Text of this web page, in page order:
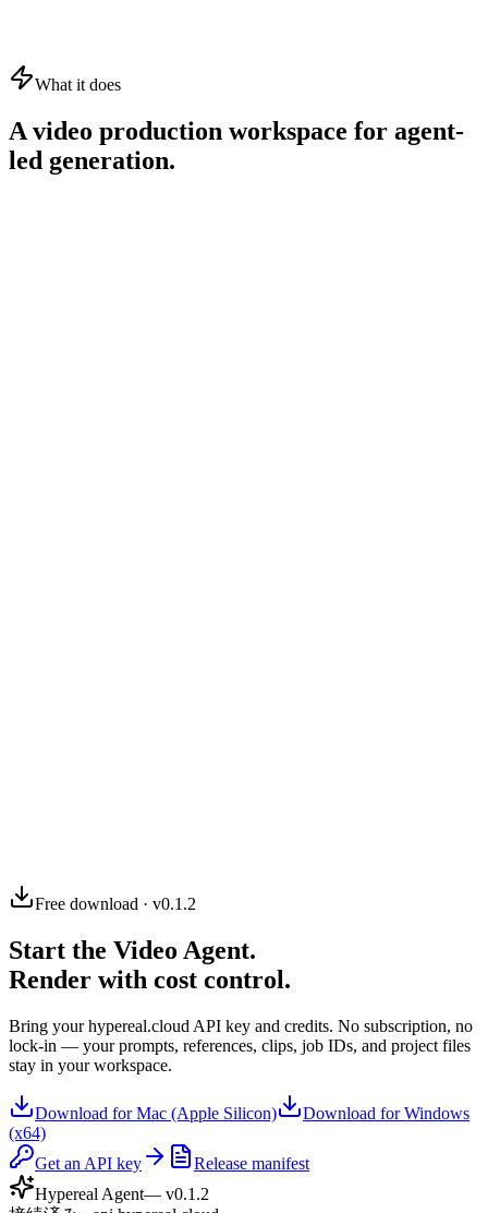
What it does
A video production workspace for agent-
led generation.
Free download · v0.1.2
Start the Video Agent.
Render with cost control.
Bring your hypereal.cloud API key and credits. No subscription, no
lock-in — your prompts, references, clips, job IDs, and project files
stay in your workspace.
Download for Mac (Apple Silicon)
Download for Windows
(x64)
Get an API key
Release manifest
Hypereal Agent— v0.1.2